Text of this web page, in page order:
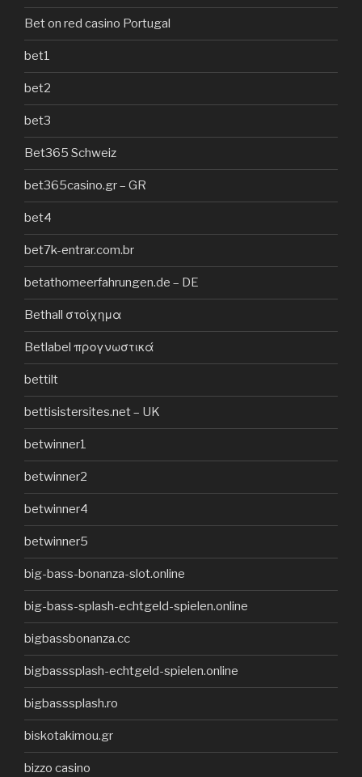
Bet on red casino Portugal
bet1
bet2
bet3
Bet365 Schweiz
bet365casino.gr – GR
bet4
bet7k-entrar.com.br
betathomeerfahrungen.de – DE
Bethall στοίχημα
Betlabel προγνωστικά
bettilt
bettisistersites.net – UK
betwinner1
betwinner2
betwinner4
betwinner5
big-bass-bonanza-slot.online
big-bass-splash-echtgeld-spielen.online
bigbassbonanza.cc
bigbasssplash-echtgeld-spielen.online
bigbasssplash.ro
biskotakimou.gr
bizzo casino